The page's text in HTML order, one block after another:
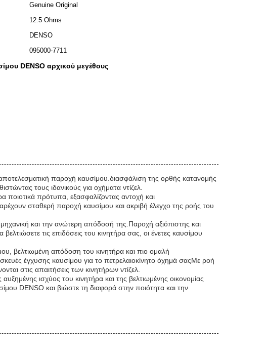
Genuine Original
12.5 Ohms
DENSO
095000-7711
DENSO αρχικού μεγέθους
παροχή καυσίμου.διασφάλιση της ορθής κατανομής
τους ιδανικούς για οχήματα ντίζελ.
πρότυπα, εξασφαλίζοντας αντοχή και
σταθερή παροχή καυσίμου και ακριβή έλεγχο της ροής του
και την ανώτερη απόδοσή της.Παροχή αξιόπιστης και
τις επιδόσεις του κινητήρα σας, οι ένετες καυσίμου
βελτιωμένη απόδοση του κινητήρα και πιο ομαλή
έγχυσης καυσίμου για το πετρελαιοκίνητο όχημά σαςΜε ροή
στις απαιτήσεις των κινητήρων ντίζελ.
ισχύος του κινητήρα και της βελτιωμένης οικονομίας
DENSO και βιώστε τη διαφορά στην ποιότητα και την